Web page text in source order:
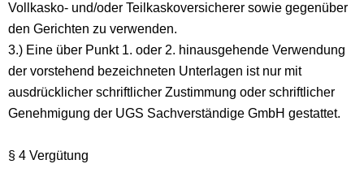
Vollkasko- und/oder Teilkaskoversicherer sowie gegenüber
den Gerichten zu verwenden.
3.) Eine über Punkt 1. oder 2. hinausgehende Verwendung
der vorstehend bezeichneten Unterlagen ist nur mit
ausdrücklicher schriftlicher Zustimmung oder schriftlicher
Genehmigung der UGS Sachverständige GmbH gestattet.
§ 4 Vergütung